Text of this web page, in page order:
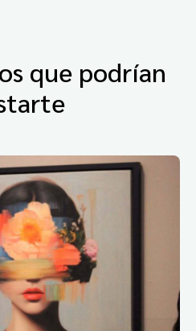
que podrían